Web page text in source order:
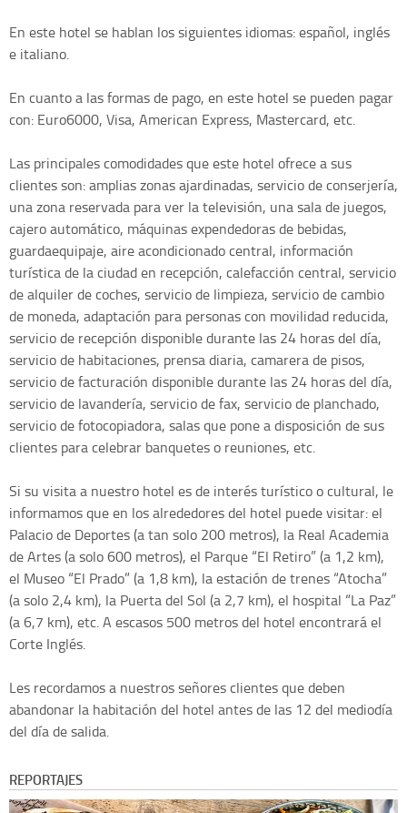
En este hotel se hablan los siguientes idiomas: español, inglés
e italiano.
En cuanto a las formas de pago, en este hotel se pueden pagar
con: Euro6000, Visa, American Express, Mastercard, etc.
Las principales comodidades que este hotel ofrece a sus
clientes son: amplias zonas ajardinadas, servicio de conserjería,
una zona reservada para ver la televisión, una sala de juegos,
cajero automático, máquinas expendedoras de bebidas,
guardaequipaje, aire acondicionado central, información
turística de la ciudad en recepción, calefacción central, servicio
de alquiler de coches, servicio de limpieza, servicio de cambio
de moneda, adaptación para personas con movilidad reducida,
servicio de recepción disponible durante las 24 horas del día,
servicio de habitaciones, prensa diaria, camarera de pisos,
servicio de facturación disponible durante las 24 horas del día,
servicio de lavandería, servicio de fax, servicio de planchado,
servicio de fotocopiadora, salas que pone a disposición de sus
clientes para celebrar banquetes o reuniones, etc.
Si su visita a nuestro hotel es de interés turístico o cultural, le
informamos que en los alrededores del hotel puede visitar: el
Palacio de Deportes (a tan solo 200 metros), la Real Academia
de Artes (a solo 600 metros), el Parque “El Retiro” (a 1,2 km),
el Museo “El Prado” (a 1,8 km), la estación de trenes “Atocha”
(a solo 2,4 km), la Puerta del Sol (a 2,7 km), el hospital “La Paz”
(a 6,7 km), etc. A escasos 500 metros del hotel encontrará el
Corte Inglés.
Les recordamos a nuestros señores clientes que deben
abandonar la habitación del hotel antes de las 12 del mediodía
del día de salida.
REPORTAJES